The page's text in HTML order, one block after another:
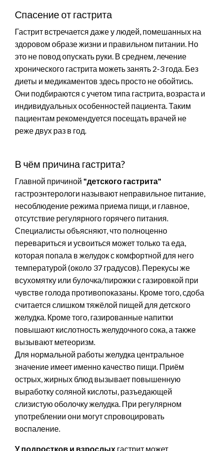
Спасение от гастрита
Гастрит встречается даже у людей, помешанных на
здоровом образе жизни и правильном питании. Но
это не повод опускать руки. В среднем, лечение
хронического гастрита можеть занять 2-3 года. Без
диеты и медикаментов здесь просто не обойтись.
Они подбираются с учетом типа гастрита, возраста и
индивидуальных особенностей пациента. Таким
пациентам рекомендуется посещать врачей не
реже двух раз в год.
В чём причина гастрита?
Главной причиной "детского гастрита"
гастроэнтерологи называют неправильное питание,
несоблюдение режима приема пищи, и главное,
отсутствие регулярного горячего питания.
Специалисты объясняют, что полноценно
перевариться и усвоиться может только та еда,
которая попала в желудок с комфортной для него
температурой (около 37 градусов). Перекусы же
всухомятку или булочка/пирожки с газировкой при
чувстве голода противопоказаны. Кроме того, сдоба
считается слишком тяжёлой пищей для детского
желудка. Кроме того, газированные напитки
повышают кислотность желудочного сока, а также
вызывают метеоризм.
Для нормальной работы желудка центральное
значение имеет именно качество пищи. Приём
острых, жирных блюд вызывает повышенную
выработку соляной кислоты, разъедающей
слизистую оболочку желудка. При регулярном
употреблении они могут спровоцировать
воспаление.
У подростков и взрослых гастрит может